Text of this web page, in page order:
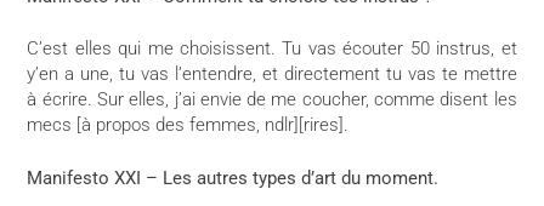
C’est elles qui me choisissent. Tu vas écouter 50 instrus, et
y’en a une, tu vas l’entendre, et directement tu vas te mettre
à écrire. Sur elles, j’ai envie de me coucher, comme disent les
mecs [à propos des femmes, ndlr][rires].
Manifesto XXI – Les autres types d’art du moment.